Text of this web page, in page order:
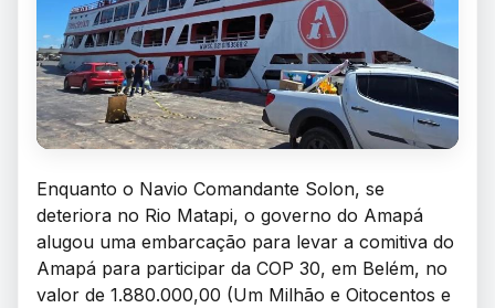
Enquanto o Navio Comandante Solon, se
deteriora no Rio Matapi, o governo do Amapá
alugou uma embarcação para levar a comitiva do
Amapá para participar da COP 30, em Belém, no
valor de 1.880.000,00 (Um Milhão e Oitocentos e